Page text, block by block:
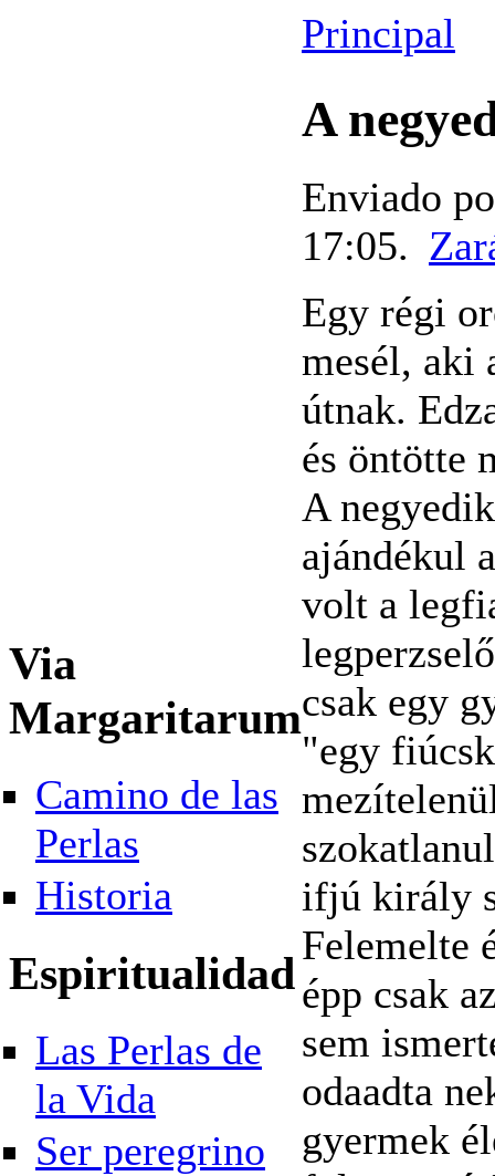
Via
Margaritarum
Camino de las
Perlas
Historia
Espiritualidad
Las Perlas de
la Vida
Ser peregrino
Principal
A
Enviado
17:05.
Egy régi
mesél, aki
útnak.
és öntötte
A
ajándékul
volt a
csak egy
"egy
ifjú király
Felemelte
épp csak
sem
odaadta
gyermek